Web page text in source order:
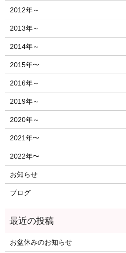
2012年～
2013年～
2014年～
2015年〜
2016年～
2019年～
2020年～
2021年〜
2022年〜
お知らせ
ブログ
お盆休みのお知らせ